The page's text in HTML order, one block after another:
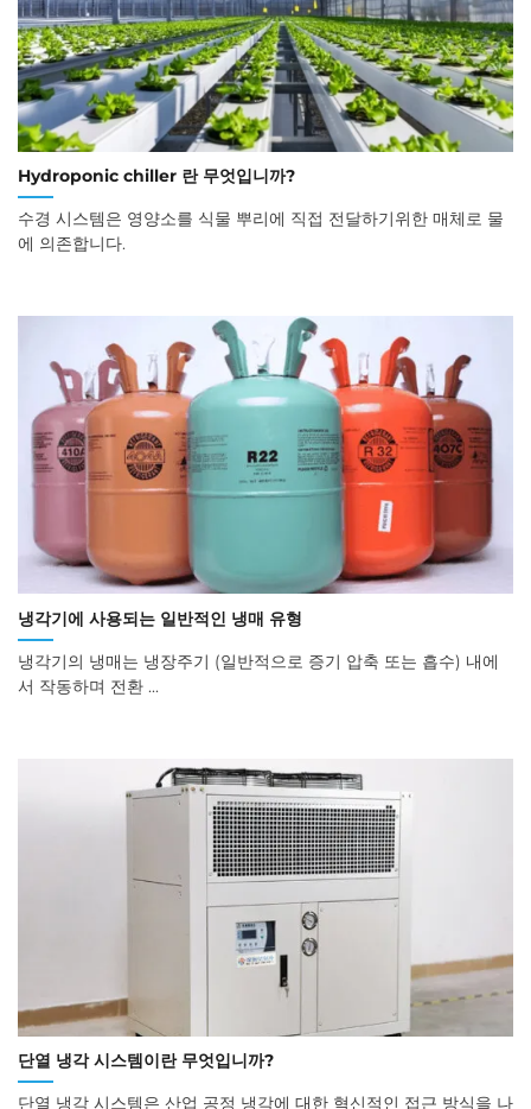
Hydroponic chiller 란 무엇입니까?
수경 시스템은 영양소를 식물 뿌리에 직접 전달하기위한 매체로 물
에 의존합니다.
냉각기에 사용되는 일반적인 냉매 유형
냉각기의 냉매는 냉장주기 (일반적으로 증기 압축 또는 흡수) 내에
서 작동하며 전환 ...
단열 냉각 시스템이란 무엇입니까?
단열 냉각 시스템은 산업 공정 냉각에 대한 혁신적인 접근 방식을 나